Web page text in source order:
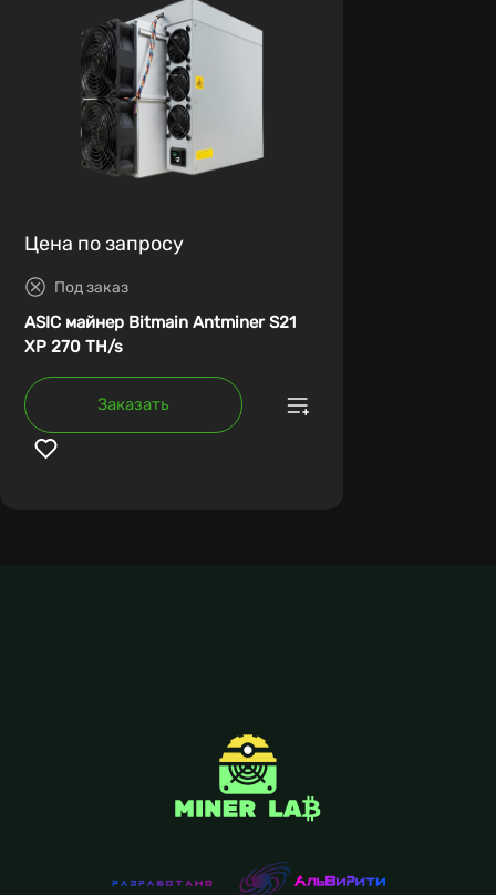
Цена по запросу
Под заказ
ASIC майнер Bitmain Antminer S21
XP 270 TH/s
Заказать